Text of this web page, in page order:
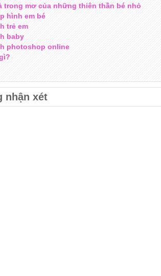
trong mơ của những thiên thần bé nhỏ
hình em bé
trẻ em
baby
photoshop online
nhận xét